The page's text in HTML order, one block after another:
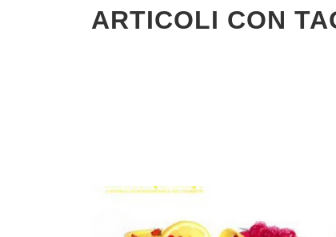
ARTICOLI CON